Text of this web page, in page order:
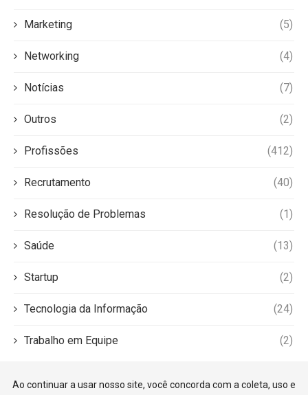
Marketing (5)
Networking (4)
Notícias (7)
Outros (2)
Profissões (412)
Recrutamento (40)
Resolução de Problemas (1)
Saúde (13)
Startup (2)
Tecnologia da Informação (24)
Trabalho em Equipe (2)
Ao continuar a usar nosso site, você concorda com a coleta, uso e